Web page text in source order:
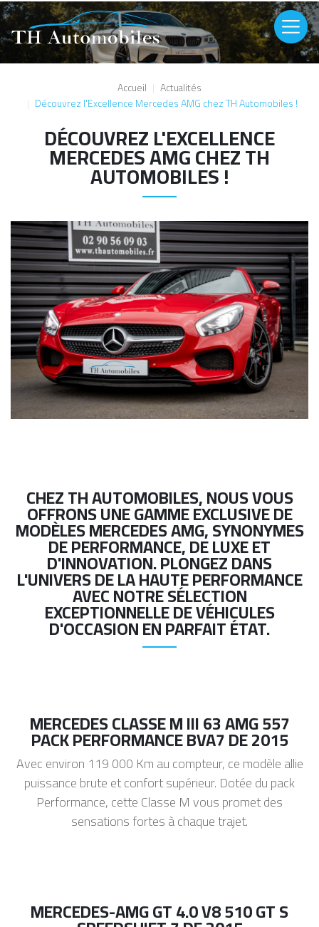
Aller au contenu principal
Image
Accueil
Actualités
Découvrez l'Excellence Mercedes AMG chez TH Automobiles !
DÉCOUVREZ L'EXCELLENCE
MERCEDES AMG CHEZ TH
AUTOMOBILES !
CHEZ TH AUTOMOBILES, NOUS VOUS
OFFRONS UNE GAMME EXCLUSIVE DE
MODÈLES MERCEDES AMG, SYNONYMES
DE PERFORMANCE, DE LUXE ET
D'INNOVATION. PLONGEZ DANS
L'UNIVERS DE LA HAUTE PERFORMANCE
AVEC NOTRE SÉLECTION
EXCEPTIONNELLE DE VÉHICULES
D'OCCASION EN PARFAIT ÉTAT.
MERCEDES CLASSE M III 63 AMG 557
PACK PERFORMANCE BVA7 DE 2015
Avec environ 119 000 Km au compteur, ce modèle allie
puissance brute et confort supérieur. Dotée du pack
Performance, cette Classe M vous promet des
sensations fortes à chaque trajet.
MERCEDES-AMG GT 4.0 V8 510 GT S